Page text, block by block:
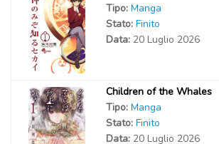
Tipo: Manga
Stato: Finito
Data: 20 Luglio 2026
Children of the Whales
Tipo: Manga
Stato: Finito
Data: 20 Luglio 2026